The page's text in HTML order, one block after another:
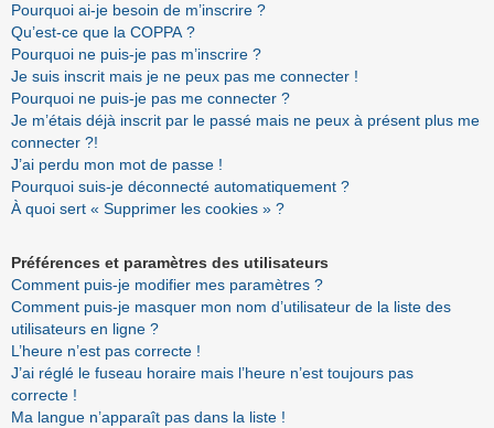
Pourquoi ai-je besoin de m’inscrire ?
Qu’est-ce que la COPPA ?
Pourquoi ne puis-je pas m’inscrire ?
Je suis inscrit mais je ne peux pas me connecter !
Pourquoi ne puis-je pas me connecter ?
Je m’étais déjà inscrit par le passé mais ne peux à présent plus me
connecter ?!
J’ai perdu mon mot de passe !
Pourquoi suis-je déconnecté automatiquement ?
À quoi sert « Supprimer les cookies » ?
Préférences et paramètres des utilisateurs
Comment puis-je modifier mes paramètres ?
Comment puis-je masquer mon nom d’utilisateur de la liste des
utilisateurs en ligne ?
L’heure n’est pas correcte !
J’ai réglé le fuseau horaire mais l’heure n’est toujours pas
correcte !
Ma langue n’apparaît pas dans la liste !